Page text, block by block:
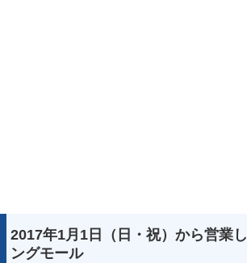
2017年1月1日（日・祝）から営業
ングモール